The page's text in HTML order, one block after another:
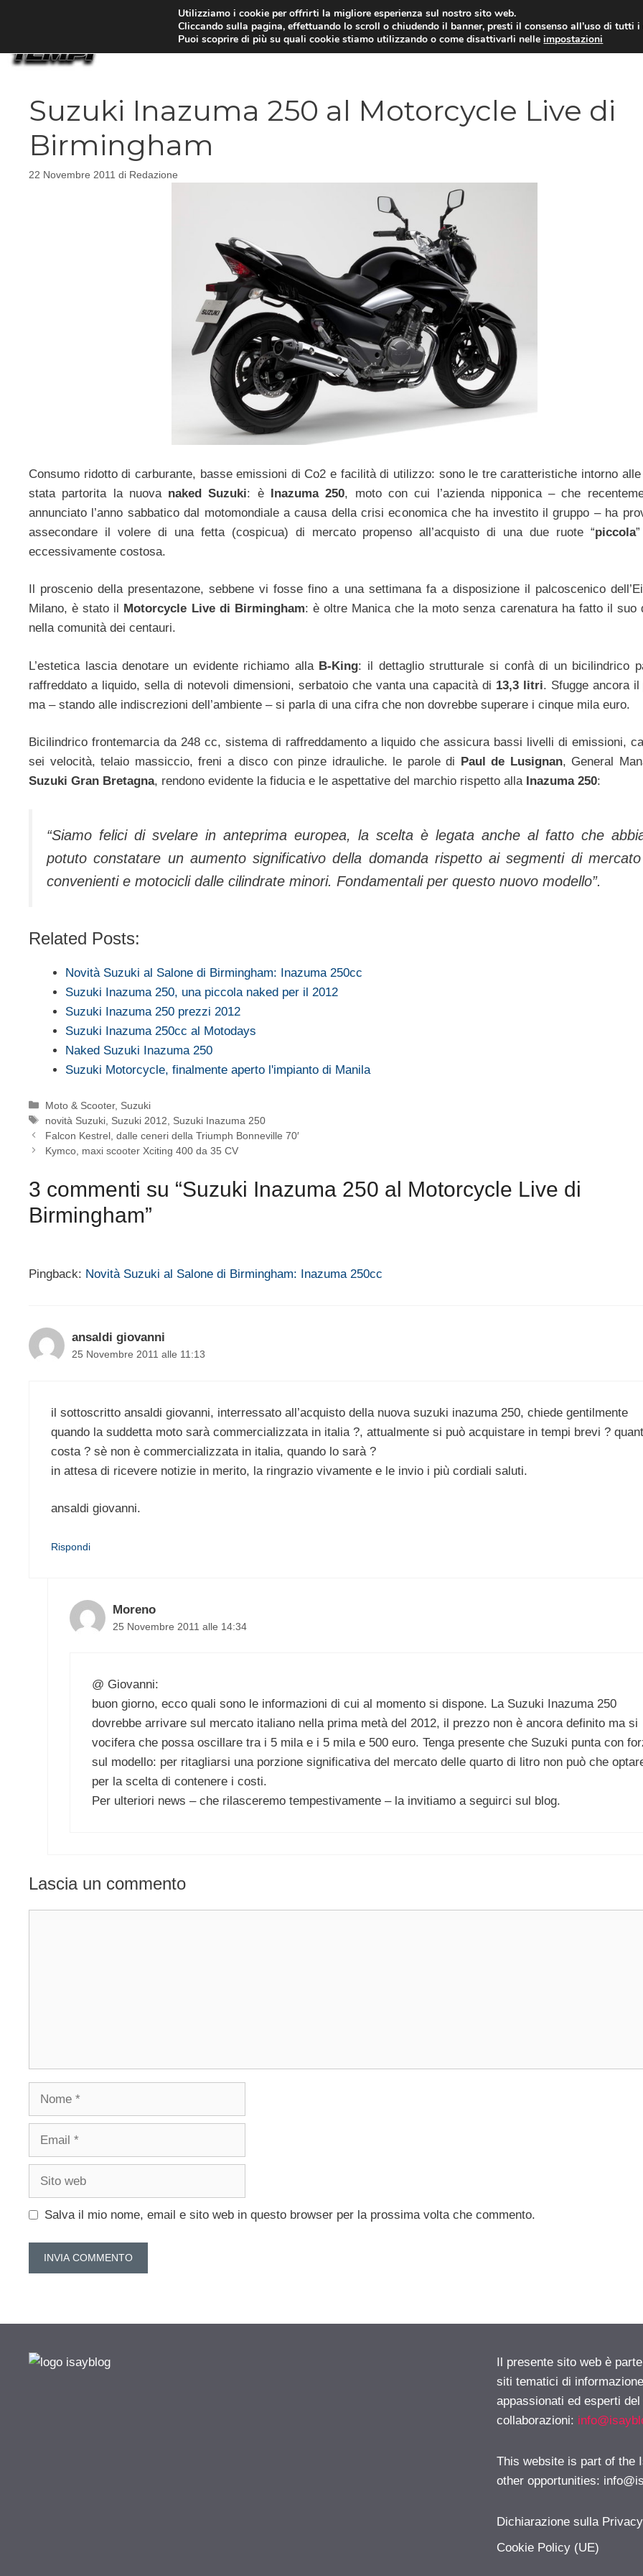
MOTO NEWS
Suzuki Inazuma 250 al Motorcycle Live di
Birmingham
22 Novembre 2011 di Redazione
Consumo ridotto di carburante, basse emissioni di Co2 e facilità di utilizzo: sono le tre caratteristiche intorno
stata partorita la nuovanaked Suzuki: è Inazuma 250, moto con cui l’azienda nipponica – che
annunciato l’anno sabbatico dal motomondiale a causa della crisi economica che ha investito il gruppo – ha
assecondare il volere di una fetta (cospicua) di mercato propenso all’acquisto di una due ruote “piccola
eccessivamente costosa.
Il proscenio della presentazone, sebbene vi fosse fino a una settimana fa a disposizione il palcoscenico
Milano, è stato il Motorcycle Live di Birmingham: è oltre Manica che la moto senza carenatura ha fatto il suo
nella comunità dei centauri.
L’estetica lascia denotare un evidente richiamo alla B-King: il dettaglio strutturale si confà di un bicilindrico
raffreddato a liquido, sella di notevoli dimensioni, serbatoio che vanta una capacità di 13,3 litri. Sfugge ancora il
ma – stando alle indiscrezioni dell’ambiente – si parla di una cifra che non dovrebbe superare i cinque mila euro.
Bicilindrico frontemarcia da 248 cc, sistema di raffreddamento a liquido che assicura bassi livelli di emissioni,
sei velocità, telaio massiccio, freni a disco con pinze idrauliche. le parole di Paul de Lusignan, General
Suzuki Gran Bretagna, rendono evidente la fiducia e le aspettative del marchio rispetto alla Inazuma 250:
“Siamo felici di svelare in anteprima europea, la scelta è legata anche al fatto che
potuto constatare un aumento significativo della domanda rispetto ai segmenti di
convenienti e motocicli dalle cilindrate minori. Fondamentali per questo nuovo modello”.
Related Posts:
Novità Suzuki al Salone di Birmingham: Inazuma 250cc
Suzuki Inazuma 250, una piccola naked per il 2012
Suzuki Inazuma 250 prezzi 2012
Suzuki Inazuma 250cc al Motodays
Naked Suzuki Inazuma 250
Suzuki Motorcycle, finalmente aperto l'impianto di Manila
Categorie
Moto & Scooter, Suzuki
Tag
novità Suzuki Suzuki 2012
Suzuki Inazuma 250
Falcon Kestrel, dalle ceneri della Triumph Bonneville 70′
Kymco, maxi scooter Xciting 400 da 35 CV
3 commenti su “Suzuki Inazuma 250 al Motorcycle Live di
Birmingham”
Pingback: Novità Suzuki al Salone di Birmingham: Inazuma 250cc
ansaldi giovanni
25 Novembre 2011 alle 11:13
il sottoscritto ansaldi giovanni, interressato all’acquisto della nuova suzuki inazuma 250, chiede gentilmente
quando la suddetta moto sarà commercializzata in italia ?, attualmente si può acquistare in tempi brevi ?
costa ? sè non è commercializzata in italia, quando lo sarà ?
in attesa di ricevere notizie in merito, la ringrazio vivamente e le invio i più cordiali saluti.
ansaldi giovanni.
Rispondi
Moreno
25 Novembre 2011 alle 14:34
@ Giovanni:
buon giorno, ecco quali sono le informazioni di cui al momento si dispone. La Suzuki Inazuma 250
dovrebbe arrivare sul mercato italiano nella prima metà del 2012, il prezzo non è ancora definito ma si
vocifera che possa oscillare tra i 5 mila e i 5 mila e 500 euro. Tenga presente che Suzuki punta con
sul modello: per ritagliarsi una porzione significativa del mercato delle quarto di litro non può che
per la scelta di contenere i costi.
Per ulteriori news – che rilasceremo tempestivamente – la invitiamo a seguirci sul blog.
Lascia un commento
Salva il mio nome, email e sito web in questo browser per la prossima volta che commento.
Il presente sito web è
siti tematici di
appassionati ed esperti
collaborazioni:
This website is part of the
other opportunities:
Dichiarazione sulla
Cookie Policy (UE)
Utilizziamo i cookie per offrirti la migliore esperienza sul nostro sito web.
Cliccando sulla pagina, effettuando lo scroll o chiudendo il banner, presti il consenso all’uso di tutti i
Puoi scoprire di più su quali cookie stiamo utilizzando o come disattivarli nelleimpostazioni